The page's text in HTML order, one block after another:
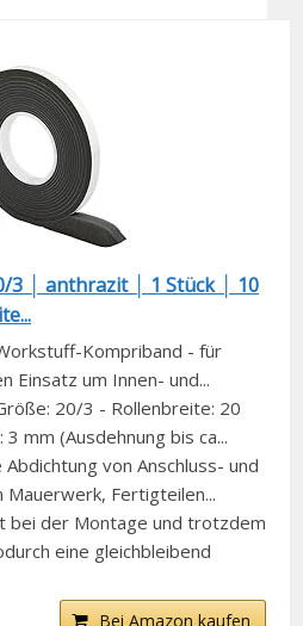
3 │ anthrazit │ 1 Stück │ 10
Kompriband - für
Einsatz um Innen- und...
20/3 - Rollenbreite: 20
mm (Ausdehnung bis ca...
von Anschluss- und
Mauerwerk, Fertigteilen...
bei der Montage und trotzdem
eine gleichbleibend
Bei Amazon kaufen